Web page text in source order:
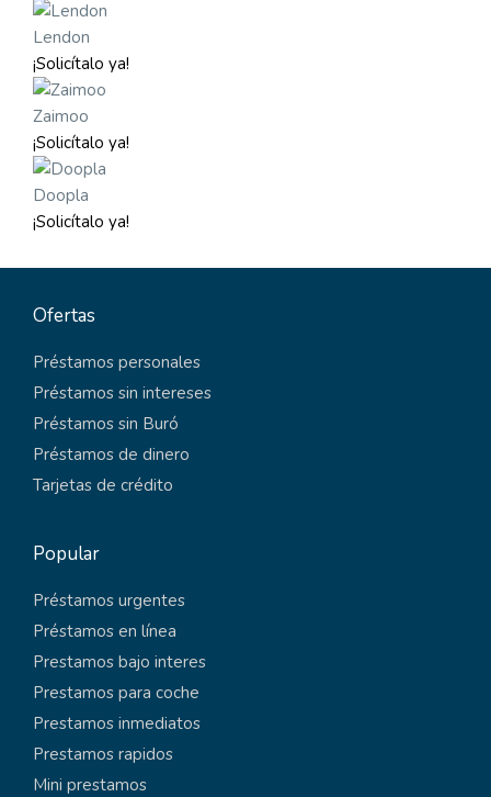
Lendon
¡Solicítalo ya!
Zaimoo
¡Solicítalo ya!
Doopla
¡Solicítalo ya!
Ofertas
Préstamos personales
Préstamos sin intereses
Préstamos sin Buró
Préstamos de dinero
Tarjetas de crédito
Popular
Préstamos urgentes
Préstamos en línea
Prestamos bajo interes
Prestamos para coche
Prestamos inmediatos
Prestamos rapidos
Mini prestamos